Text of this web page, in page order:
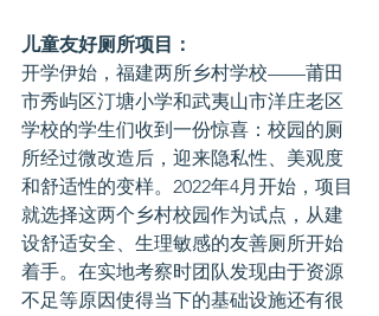
儿童友好厕所项目：
开学伊始，福建两所乡村学校——莆田
市秀屿区汀塘小学和武夷山市洋庄老区
学校的学生们收到一份惊喜：校园的厕
所经过微改造后，迎来隐私性、美观度
和舒适性的变样。2022年4月开始，项目
就选择这两个乡村校园作为试点，从建
设舒适安全、生理敏感的友善厕所开始
着手。在实地考察时团队发现由于资源
不足等原因使得当下的基础设施还有很